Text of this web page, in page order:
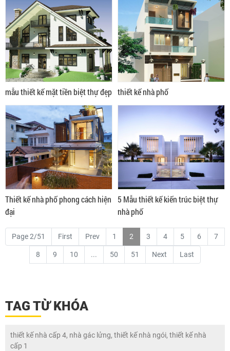
mẫu thiết kế mặt tiền biệt thự đẹp thiết kế nhà phố
Thiết kế nhà phố phong cách hiện
đại
5 Mẫu thiết kế kiến trúc biệt thự
nhà phố
Page 2/51 First Prev 1 2 3 4 5 6 7
8 9 10 ... 50 51 Next Last
TAG TỪ KHÓA
thiết kế nhà cấp 4, nhà gác lửng, thiết kế nhà ngói, thiết kế nhà
cấp 1